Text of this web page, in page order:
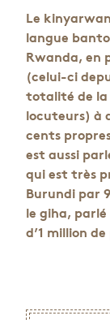
Le
langue
Rwanda, en
(celui-ci
tota­lité de la
locu­teurs) à
cents
est aussi
qui est très
Burundi par
le giha, parlé
d’1 mil­lion